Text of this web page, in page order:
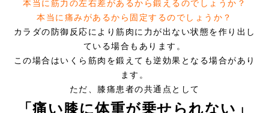
本当に筋力の左右差があるから鍛えるのでしょうか？
本当に痛みがあるから固定するのでしょうか？
カラダの防御反応により筋肉に力が出ない状態を作り出し
ている場合もあります。
この場合はいくら筋肉を鍛えても逆効果となる場合があり
ます。
ただ、膝痛患者の共通点として
「痛い膝に体重が乗せられない」